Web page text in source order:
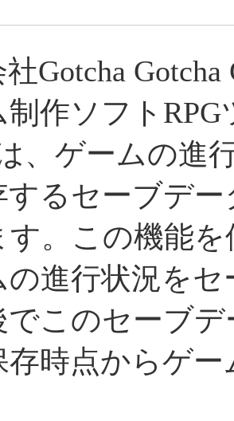
Gotcha
制作ソフト
、ゲームの進
するセーブデ
す。この機能
の進行状況を
でこのセーブ
存時点からゲ